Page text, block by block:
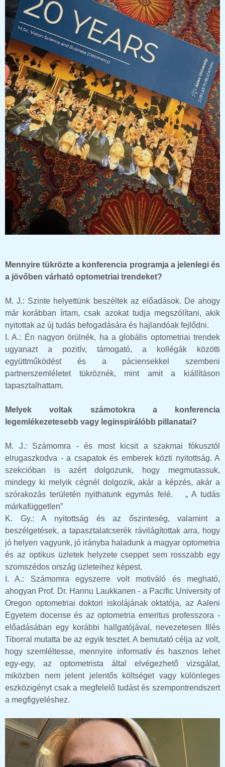
Mennyire tükrözte a konferencia programja a jelenlegi és
a jövőben várható optometriai trendeket?
M. J.: Szinte helyettünk beszéltek az előadások. De ahogy
már korábban írtam, csak azokat tudja megszólítani, akik
nyitottak az új tudás befogadására és hajlandóak fejlődni.
I. A.: Én nagyon örülnék, ha a globális optometriai trendek
ugyanazt a pozitív, támogató, a
kollégák közötti
együttműködést és a páciensekkel szembeni
partnerszemléletet tükröznék, mint amit a kiállításon
tapasztalhattam.
Melyek voltak számotokra a konferencia
legemlékezetesebb vagy leginspirálóbb pillanatai?
M. J.: Számomra - és most kicsit a szakmai fókusztól
elrugaszkodva - a csapatok és emberek közti nyitottság. A
szekcióban is azért dolgozunk, hogy megmutassuk,
mindegy ki melyik cégnél dolgozik, akár a képzés, akár a
szórakozás területén nyithatunk egymás felé. „ A tudás
márkafüggetlen”
K. Gy.: A nyitottság és az őszinteség, valamint a
beszélgetések, a tapasztalatcserék rávilágítottak arra, hogy
jó helyen vagyunk, jó irányba haladunk a magyar optometria
és az optikus üzletek helyzete cseppet sem rosszabb egy
szomszédos ország üzleteihez képest.
I. A.: Számomra egyszerre volt motiváló és megható,
ahogyan Prof. Dr. Hannu Laukkanen - a Pacific University of
Oregon optometriai doktori iskolájának oktatója, az Aaleni
Egyetem docense és az optometria emeritus professzora -
előadásában egy korábbi hallgatójával, nevezetesen Illés
Tiborral mutatta be az egyik tesztet. A bemutató célja az volt,
hogy szemléltesse, mennyire informatív és hasznos lehet
egy-egy, az optometrista által elvégezhető vizsgálat,
miközben nem jelent jelentős költséget vagy különleges
eszközigényt csak a megfelelő tudást és szempontrendszert
a megfigyeléshez.